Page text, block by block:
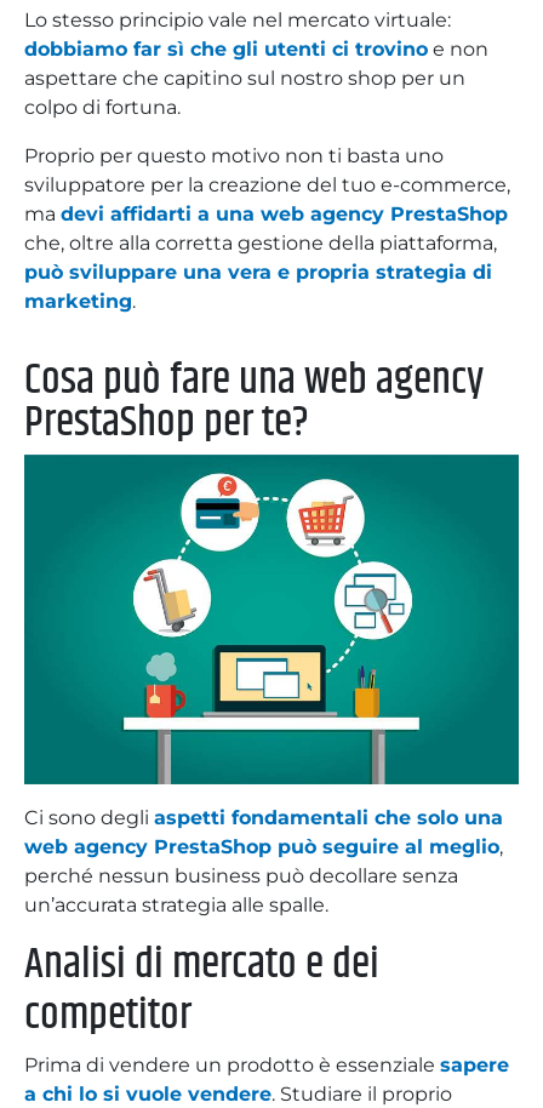
Lo stesso principio vale nel mercato virtuale:
dobbiamo far sì che gli utenti ci trovino e non
aspettare che capitino sul nostro shop per un
colpo di fortuna.
Proprio per questo motivo non ti basta uno
sviluppatore per la creazione del tuo e-commerce,
ma devi affidarti a una web agency PrestaShop
che, oltre alla corretta gestione della piattaforma,
può sviluppare una vera e propria strategia di
marketing.
Cosa può fare una web agency
PrestaShop per te?
Ci sono degli aspetti fondamentali che solo una
web agency PrestaShop può seguire al meglio,
perché nessun business può decollare senza
un’accurata strategia alle spalle.
Analisi di mercato e dei
competitor
Prima di vendere un prodotto è essenziale sapere
a chi lo si vuole vendere. Studiare il proprio